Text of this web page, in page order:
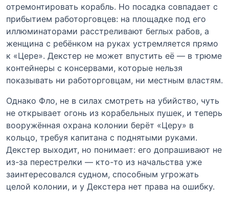
отремонтировать корабль. Но посадка совпадает с
прибытием работорговцев: на площадке под его
иллюминаторами расстреливают беглых рабов, а
женщина с ребёнком на руках устремляется прямо
к «Цере». Декстер не может впустить её — в трюме
контейнеры с консервами, которые нельзя
показывать ни работорговцам, ни местным властям.
Однако Фло, не в силах смотреть на убийство, чуть
не открывает огонь из корабельных пушек, и теперь
вооружённая охрана колонии берёт «Церу» в
кольцо, требуя капитана с поднятыми руками.
Декстер выходит, но понимает: его допрашивают не
из-за перестрелки — кто-то из начальства уже
заинтересовался судном, способным угрожать
целой колонии, и у Декстера нет права на ошибку.